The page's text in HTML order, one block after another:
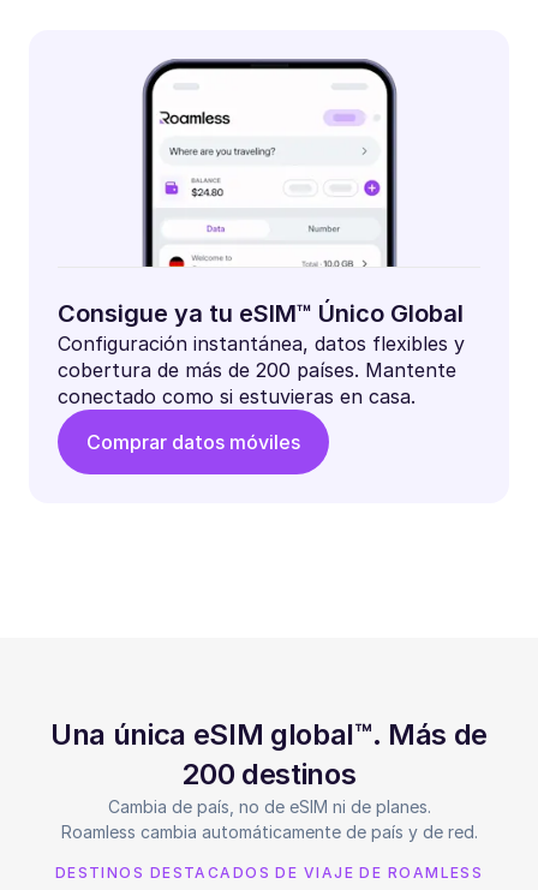
Consigue ya tu eSIM™ Único Global
Configuración instantánea, datos flexibles y
cobertura de más de 200 países. Mantente
conectado como si estuvieras en casa.
Comprar datos móviles
Una única eSIM global™. Más de
200 destinos
Cambia de país, no de eSIM ni de planes.
Roamless cambia automáticamente de país y de red.
DESTINOS DESTACADOS DE VIAJE DE ROAMLESS